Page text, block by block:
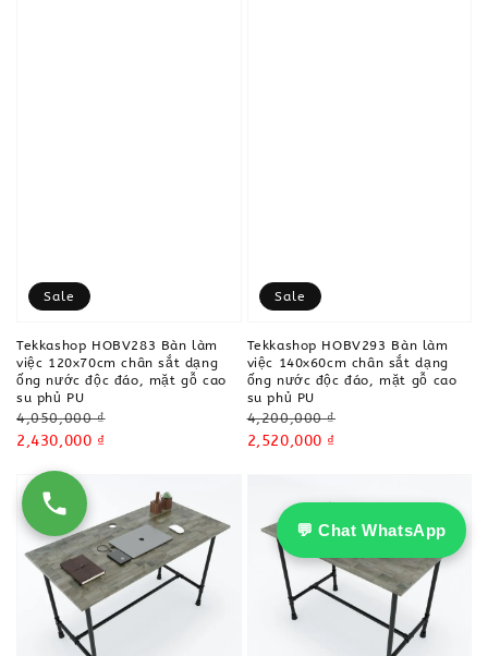
💬 Chat WhatsApp
Sale
Tekkashop HOBV283 Bàn làm
việc 120x70cm chân sắt dạng
ống nước độc đáo, mặt gỗ cao
su phủ PU
Regular
price
4,050,000 ₫
Sale
2,430,000 ₫
Sale
Tekkashop HOBV293 Bàn làm
việc 140x60cm chân sắt dạng
ống nước độc đáo, mặt gỗ cao
su phủ PU
Regular
price
4,200,000 ₫
Sale
2,520,000 ₫